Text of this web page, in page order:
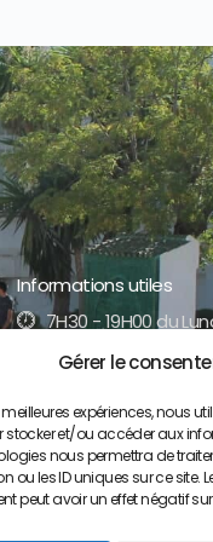
Gérer le
meilleures expériences, nous
stocker et/ou accéder aux
nous permettra de
ou les ID uniques sur ce site.
peut avoir un effet négatif
Informations utiles
7H30 - 19H00 du
+212 5 35 52 17 51 /
Boulevard Moulay
Meknès